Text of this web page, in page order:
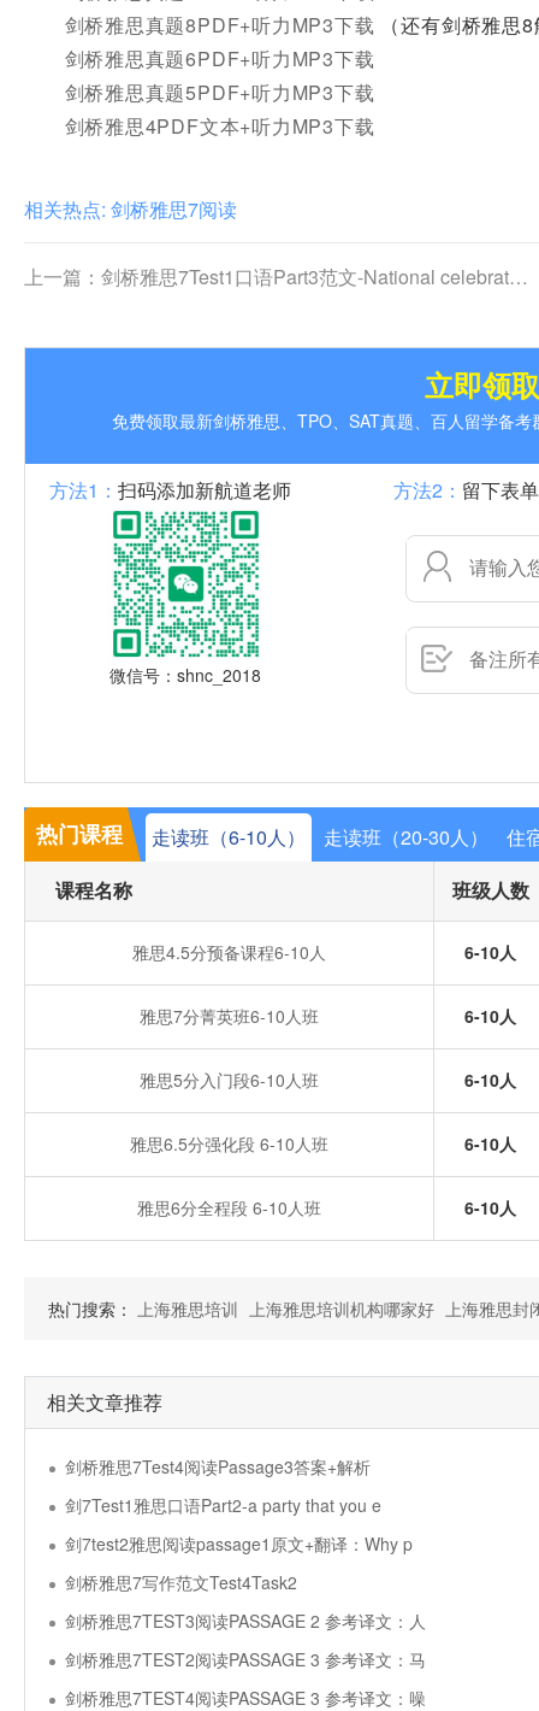
剑桥雅思真题8PDF+听力MP3下载
（还有剑桥雅思
剑桥雅思真题6PDF+听力MP3下载
剑桥雅思真题5PDF+听力MP3下载
剑桥雅思4PDF文本+听力MP3下载
相关热点: 剑桥雅思7阅读
上一篇： 剑桥雅思7Test1口语Part3范文-National celebrations(下)
立即领
免费领取最新剑桥雅思、TPO、SAT真题、百人留学备
方法1： 扫码添加新航道老师
微信号：shnc_2018
方法2： 留下表
热门课程 走读班（6-10人） 走读班（20-30人）
住
课程名称
班级人数
雅思4.5分预备课程6-10人 6-10人
雅思7分菁英班6-10人班 6-10人
雅思5分入门段6-10人班 6-10人
雅思6.5分强化段 6-10人班 6-10人
雅思6分全程段 6-10人班 6-10人
热门搜索： 上海雅思培训 上海雅思培训机构哪家好 上海雅思封
相关文章推荐
剑桥雅思7Test4阅读Passage3答案+解析
剑7Test1雅思口语Part2-a party that you e
剑7test2雅思阅读passage1原文+翻译：Why p
剑桥雅思7写作范文Test4Task2
剑桥雅思7TEST3阅读PASSAGE 2 参考译文：人
剑桥雅思7TEST2阅读PASSAGE 3 参考译文：马
剑桥雅思7TEST4阅读PASSAGE 3 参考译文：噪